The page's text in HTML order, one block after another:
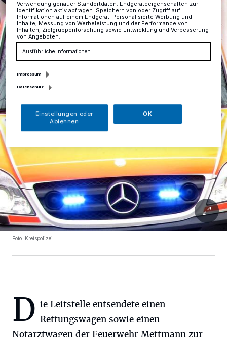
Foto: Kreispolizei
D ie Leitstelle entsendete einen
Rettungswagen sowie einen
Notarztwagen der Feuerwehr Mettmann zur
Verwendung genauer Standortdaten. Endgeräteeigenschaften zur
Identifikation aktiv abfragen. Speichern von oder Zugriff auf
Informationen auf einem Endgerät. Personalisierte Werbung und
Inhalte, Messung von Werbeleistung und der Performance von
Inhalten, Zielgruppenforschung sowie Entwicklung und Verbesserung
von Angeboten.
Ausführliche Informationen
Impressum
Datenschutz
Einstellungen oder
Ablehnen
OK